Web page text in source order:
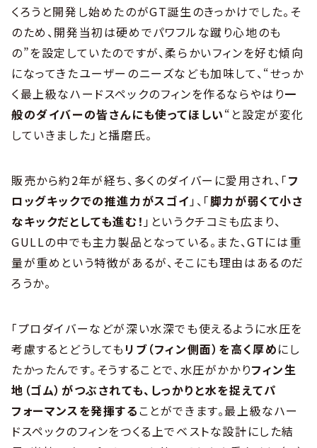
くろうと開発し始めたのがGT誕生のきっかけでした。そ
のため、開発当初は硬めでパワフルな蹴り心地のも
の”を設定していたのですが、柔らかいフィンを好む傾向
になってきたユーザーのニーズなども加味して、“せっか
く最上級なハードスペックのフィンを作るならやはり一
般のダイバーの皆さんにも使ってほしい“と設定が変化
していきました」と播磨氏。
販売から約2年が経ち、多くのダイバーに愛用され、「フ
ロッグキックでの推進力がスゴイ 」、「脚力が弱くて小さ
なキックだとしても進む！ 」というクチコミも広まり、
GULLの中でも主力製品となっている。また、GTには重
量が重めという特徴があるが、そこにも理由はあるのだ
ろうか。
「プロダイバーなどが深い水深でも使えるように水圧を
考慮するとどうしても リブ（フィン側面）を高く厚めにし
たかったんです。そうすることで、水圧がかかりフィン生
地（ゴム）がつぶされても、しっかりと水を捉えてパ
フォーマンスを発揮することができます。最上級なハー
ドスペックのフィンをつくる上でベストな設計にした結